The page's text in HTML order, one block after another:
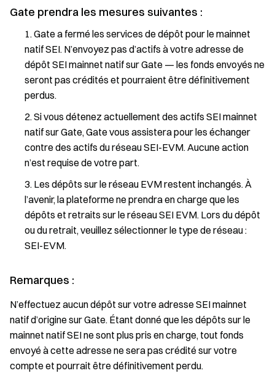
Gate prendra les mesures suivantes :
Gate a fermé les services de dépôt pour le mainnet
natif SEI. N’envoyez pas d’actifs à votre adresse de
dépôt SEI mainnet natif sur Gate — les fonds envoyés ne
seront pas crédités et pourraient être définitivement
perdus.
Si vous détenez actuellement des actifs SEI mainnet
natif sur Gate, Gate vous assistera pour les échanger
contre des actifs du réseau SEI-EVM. Aucune action
n’est requise de votre part.
Les dépôts sur le réseau EVM restent inchangés. À
l’avenir, la plateforme ne prendra en charge que les
dépôts et retraits sur le réseau SEI EVM. Lors du dépôt
ou du retrait, veuillez sélectionner le type de réseau :
SEI-EVM.
Remarques :
N’effectuez aucun dépôt sur votre adresse SEI mainnet
natif d’origine sur Gate. Étant donné que les dépôts sur le
mainnet natif SEI ne sont plus pris en charge, tout fonds
envoyé à cette adresse ne sera pas crédité sur votre
compte et pourrait être définitivement perdu.